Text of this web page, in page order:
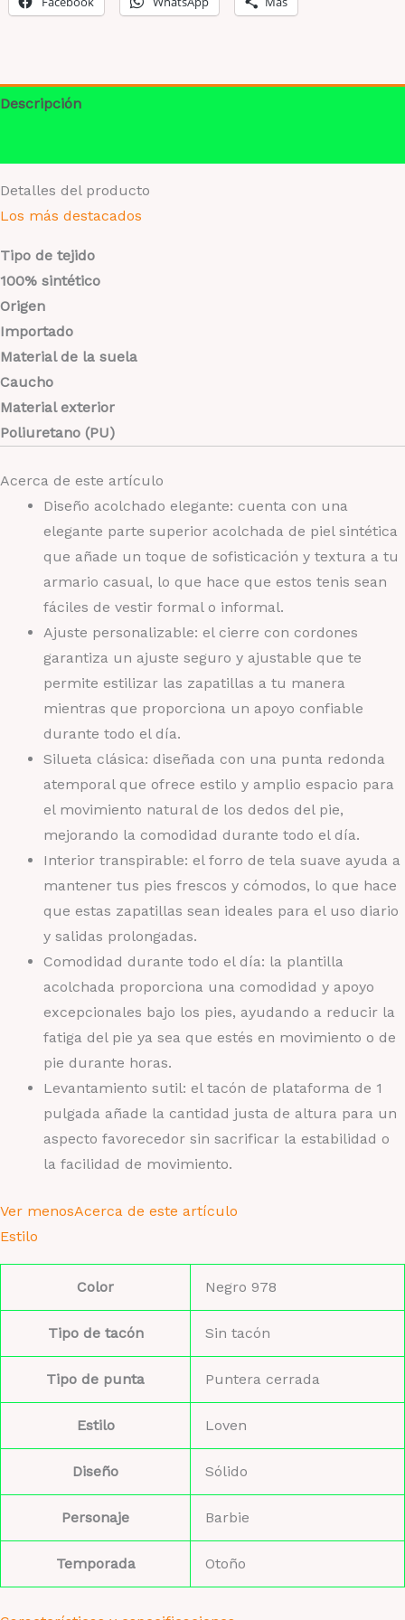
Descripción
Detalles del producto
Los más destacados
Tipo de tejido
100% sintético
Origen
Importado
Material de la suela
Caucho
Material exterior
Poliuretano (PU)
Acerca de este artículo
Diseño acolchado elegante: cuenta con una
elegante parte superior acolchada de piel sintética
que añade un toque de sofisticación y textura a tu
armario casual, lo que hace que estos tenis sean
fáciles de vestir formal o informal.
Ajuste personalizable: el cierre con cordones
garantiza un ajuste seguro y ajustable que te
permite estilizar las zapatillas a tu manera
mientras que proporciona un apoyo confiable
durante todo el día.
Silueta clásica: diseñada con una punta redonda
atemporal que ofrece estilo y amplio espacio para
el movimiento natural de los dedos del pie,
mejorando la comodidad durante todo el día.
Interior transpirable: el forro de tela suave ayuda a
mantener tus pies frescos y cómodos, lo que hace
que estas zapatillas sean ideales para el uso diario
y salidas prolongadas.
Comodidad durante todo el día: la plantilla
acolchada proporciona una comodidad y apoyo
excepcionales bajo los pies, ayudando a reducir la
fatiga del pie ya sea que estés en movimiento o de
pie durante horas.
Levantamiento sutil: el tacón de plataforma de 1
pulgada añade la cantidad justa de altura para un
aspecto favorecedor sin sacrificar la estabilidad o
la facilidad de movimiento.
Ver menosAcerca de este artículo
Estilo
Color Negro 978
Tipo de tacón Sin tacón
Tipo de punta Puntera cerrada
Estilo Loven
Diseño Sólido
Personaje Barbie
Temporada Otoño